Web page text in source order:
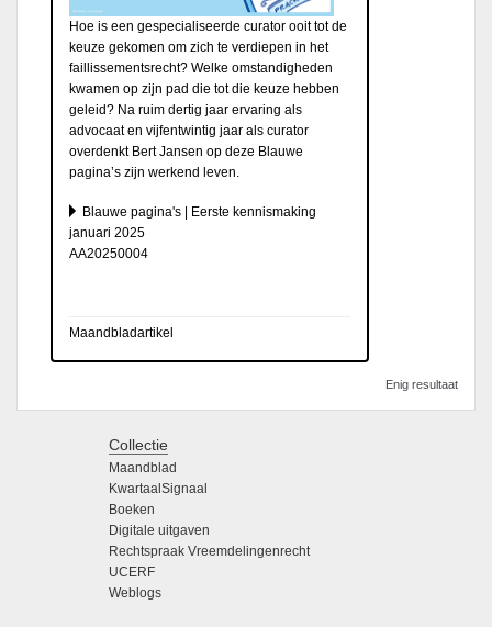
Hoe is een gespecialiseerde curator ooit tot de
keuze gekomen om zich te verdiepen in het
faillissementsrecht? Welke omstandigheden
kwamen op zijn pad die tot die keuze hebben
geleid? Na ruim dertig jaar ervaring als
advocaat en vijfentwintig jaar als curator
overdenkt Bert Jansen op deze Blauwe
pagina’s zijn werkend leven.
Blauwe pagina's | Eerste kennismaking
januari 2025
AA20250004
Maandbladartikel
Enig resultaat
Collectie
Maandblad
KwartaalSignaal
Boeken
Digitale uitgaven
Rechtspraak Vreemdelingenrecht
UCERF
Weblogs